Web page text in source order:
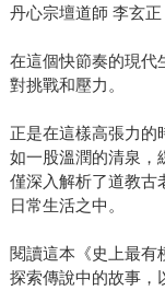
丹心宗壇道師 李玄正
在這個快節奏的現代
對挑戰和壓力。
正是在這樣高張力的
如一股溫潤的清泉，
僅深入解析了道教古
日常生活之中。
閱讀這本《史上最有
探索傳說中的故事，